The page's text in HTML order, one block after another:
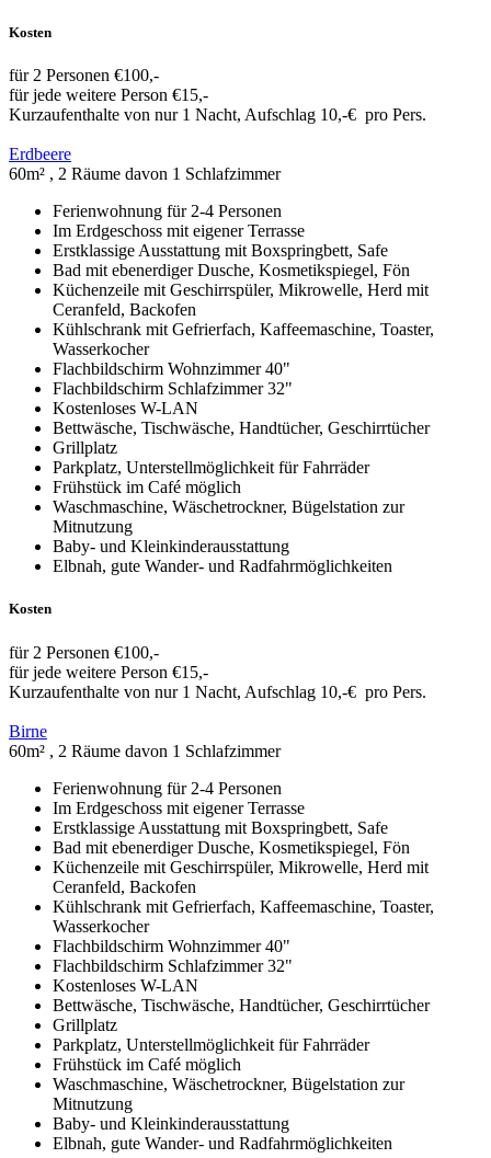
Kosten
für 2 Personen €100,-
für jede weitere Person €15,-
Kurzaufenthalte von nur 1 Nacht, Aufschlag 10,-€ pro Pers.
Erdbeere
60m² , 2 Räume davon 1 Schlafzimmer
Ferienwohnung für 2-4 Personen
Im Erdgeschoss mit eigener Terrasse
Erstklassige Ausstattung mit Boxspringbett, Safe
Bad mit ebenerdiger Dusche, Kosmetikspiegel, Fön
Küchenzeile mit Geschirrspüler, Mikrowelle, Herd mit
Ceranfeld, Backofen
Kühlschrank mit Gefrierfach, Kaffeemaschine, Toaster,
Wasserkocher
Flachbildschirm Wohnzimmer 40"
Flachbildschirm Schlafzimmer 32"
Kostenloses W-LAN
Bettwäsche, Tischwäsche, Handtücher, Geschirrtücher
Grillplatz
Parkplatz, Unterstellmöglichkeit für Fahrräder
Frühstück im Café möglich
Waschmaschine, Wäschetrockner, Bügelstation zur
Mitnutzung
Baby- und Kleinkinderausstattung
Elbnah, gute Wander- und Radfahrmöglichkeiten
Kosten
für 2 Personen €100,-
für jede weitere Person €15,-
Kurzaufenthalte von nur 1 Nacht, Aufschlag 10,-€ pro Pers.
Birne
60m² , 2 Räume davon 1 Schlafzimmer
Ferienwohnung für 2-4 Personen
Im Erdgeschoss mit eigener Terrasse
Erstklassige Ausstattung mit Boxspringbett, Safe
Bad mit ebenerdiger Dusche, Kosmetikspiegel, Fön
Küchenzeile mit Geschirrspüler, Mikrowelle, Herd mit
Ceranfeld, Backofen
Kühlschrank mit Gefrierfach, Kaffeemaschine, Toaster,
Wasserkocher
Flachbildschirm Wohnzimmer 40"
Flachbildschirm Schlafzimmer 32"
Kostenloses W-LAN
Bettwäsche, Tischwäsche, Handtücher, Geschirrtücher
Grillplatz
Parkplatz, Unterstellmöglichkeit für Fahrräder
Frühstück im Café möglich
Waschmaschine, Wäschetrockner, Bügelstation zur
Mitnutzung
Baby- und Kleinkinderausstattung
Elbnah, gute Wander- und Radfahrmöglichkeiten